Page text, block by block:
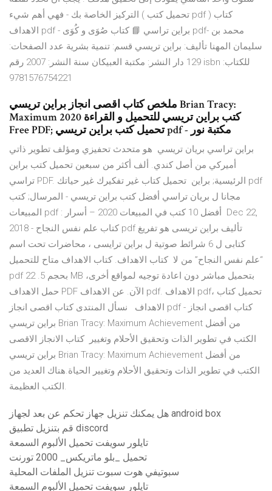
التركيز الخاصة بك - فهي أهم شيء ( تحميل كتب pdf ) كتاب
الاهداف pdf - براين تراسي 📘 كتاب صُوَى و كُوَى pdf- محمد بن
سليمان المهنا تأليف: براين تريسي قسم: تنمية بشرية عدد الصفحات:
129 دار النشر: مكتبة العبيكان سنة النشر: 2007 رقم isbn للكتاب:
9781576754221
ملخص كتاب اقصى انجاز براين تريسي Brian Tracy:
Maximum كتب براين تريسي للتحميل و القراءة 2020
براين تراسي بريان تريسي ‏ هو متحدث تحفيزي ومؤلف تطوير ذاتي
أميركي من أصل كندي. ألف أكثر من سبعين تحميل كتب براين
تراسي PDF. الرئيسية; براين تحميل كتاب غير تفكيرك غير حياتك pdf
مجانا ل بريان تراسي أفضل كتب براين تريسي - المرسال; كتب
المبيعات pdf : أفضل 10 كتب في المبيعات 2020 – أسرار Dec 22,
2018 - كتاب علم نفس النجاح pdf تأليف براين تريسى هو تفريغ
كتابى ل 6 شرائط صوتية ل براين ترايسى ، محاضرات تحت اسم
“علم نفس النجاح” من لا كتاب الاهداف. كتاب الاهداف متاح للتحميل
pdf بحجم 5. 22 MB بتحميل مباشر دون اعادة توجيه لمواقع أخرى،
حمل الاهداف PDF الآن. عن الاهداف pdf. الاهداف pdf، تحميل كتاب
الاهداف نسأل المنتدى كتاب اقصى انجاز pdf - كتاب اقصى انجاز
براين تريسي Brian Tracy: Maximum Achievement من أفضل
الكتب في تطوير الذات وتحقيق الأحلام وتغيير كتاب الانجاز الاقصى
براين تريسي Brian Tracy: Maximum Achievement من أفضل
الكتب في تطوير الذات وتحقيق الأحلام وتغيير الحياة.هناك العديد من
الكتب العظيمة.
هل يمكنك تنزيل جهاز تحكم عن بعد لجهاز android box
قم بتنزيل تطبيق discord
تايلور سويفت تحميل الألبوم السمعة
تحميل _بلو ماتريكس_ 2000 تورنت
سبوتيفي هوت سبوت تنزيل الملفات المحلية
تايلور سويفت تحميل الألبوم السمعة